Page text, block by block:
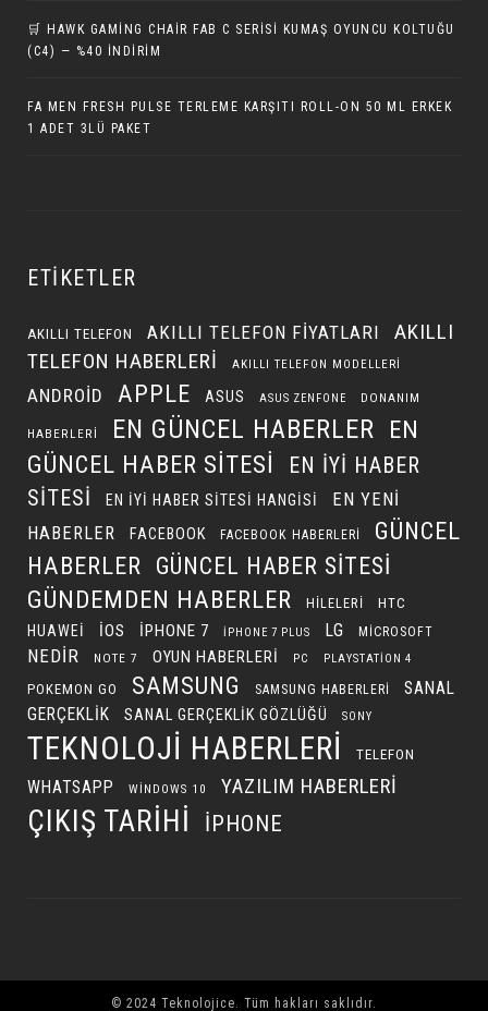
🛒 HAWK GAMING CHAIR FAB C SERISI KUMAŞ OYUNCU KOLTUĞU
(C4) — %40 İNDIRIM
FA MEN FRESH PULSE TERLEME KARŞITI ROLL-ON 50 ML ERKEK
1 ADET 3LÜ PAKET
ETIKETLER
AKILLI TELEFON AKILLI TELEFON FIYATLARI
AKILLI
TELEFON HABERLERI
AKILLI TELEFON MODELLERI
ANDROID APPLE ASUS ASUS ZENFONE DONANIM
HABERLERI EN GÜNCEL HABERLER EN
GÜNCEL HABER SITESI
EN IYI HABER
SITESI
EN IYI HABER SITESI HANGISI
EN YENI
HABERLER
FACEBOOK FACEBOOK HABERLERI
GÜNCEL
HABERLER
GÜNCEL HABER SITESI
GÜNDEMDEN HABERLER HILELERI HTC
HUAWEI IOS IPHONE 7 IPHONE 7 PLUS LG MICROSOFT
NEDIR NOTE 7 OYUN HABERLERI PC PLAYSTATION 4
POKEMON GO SAMSUNG SAMSUNG HABERLERI
SANAL
GERÇEKLIK
SANAL GERÇEKLIK GÖZLÜĞÜ SONY
TEKNOLOJI HABERLERI TELEFON
WHATSAPP WINDOWS 10 YAZILIM HABERLERI
ÇIKIŞ TARIHI İPHONE
© 2024 Teknolojice. Tüm hakları saklıdır.